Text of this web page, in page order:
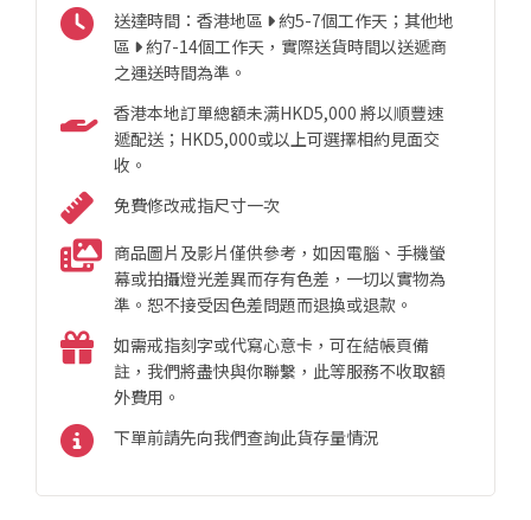
送達時間：香港地區
約5-7個工作天；其他地
區
約7-14個工作天，實際送貨時間以送遞商
之運送時間為準。
香港本地訂單總額未满HKD5,000 將以順豐速
遞配送；HKD5,000或以上可選擇相約見面交
收。
免費修改戒指尺寸一次
商品圖片及影片僅供參考，如因電腦、手機螢
幕或拍攝燈光差異而存有色差，一切以實物為
準。恕不接受因色差問題而退換或退款。
如需戒指刻字或代寫心意卡，可在結帳頁備
註，我們將盡快與你聯繫，此等服務不收取額
外費用。
下單前請先向我們查詢此貨存量情況